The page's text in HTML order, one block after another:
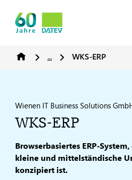
... WKS-ERP
Wienen IT Business Solutions
WKS-ERP
Browserbasiertes ERP-
kleine und mittelständische
konzipiert ist.